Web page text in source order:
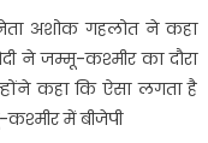
अशोक गहलोत ने कहा
ने जम्मू-कश्मीर का दौरा
कहा कि ऐसा लगता है
में बीजेपी